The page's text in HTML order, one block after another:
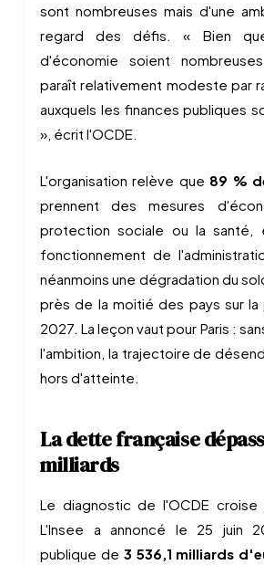
sont nombreuses mais d'une
regard des défis. « Bien
d'économie soient
paraît relativement modeste par
auxquels les finances publiques
», écrit l'OCDE.
L'organisation relève que 89 %
prennent des mesures
protection sociale ou la santé,
fonctionnement de
néanmoins une dégradation du
près de la moitié des pays sur
2027. La leçon vaut pour Paris :
l'ambition, la trajectoire de
hors d'atteinte.
La dette française
milliards
Le diagnostic de l'OCDE croise
L'Insee a annoncé le 25 juin
publique de 3 536,1 milliards